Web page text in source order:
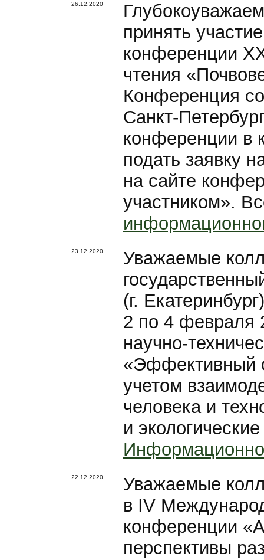
26.12.2020
принять
конференции
чтения
Конференция
Санкт-
конференции в
подать заявку
на сайте
участником».
23.12.2020
Уважаемые
(г.
2 по 4 февраля
научно-
«Эффективный
учетом
человека и
и
22.12.2020
Уважаемые
в IV
конференции
перспективы